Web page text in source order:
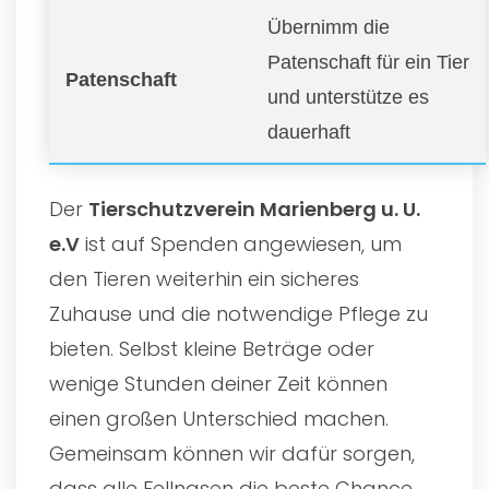
Patenschaft
Übernimm die
Patenschaft für ein Tier
und unterstütze es
dauerhaft
Der Tierschutzverein Marienberg u. U.
e.V ist auf Spenden angewiesen, um
den Tieren weiterhin ein sicheres
Zuhause und die notwendige Pflege zu
bieten. Selbst kleine Beträge oder
wenige Stunden deiner Zeit können
einen großen Unterschied machen.
Gemeinsam können wir dafür sorgen,